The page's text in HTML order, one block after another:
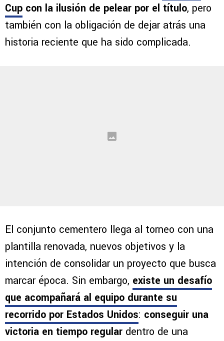
Cup con la ilusión de pelear por el título, pero
también con la obligación de dejar atrás una
historia reciente que ha sido complicada.
El conjunto cementero llega al torneo con una
plantilla renovada, nuevos objetivos y la
intención de consolidar un proyecto que busca
marcar época. Sin embargo, existe un desafío
que acompañará al equipo durante su
recorrido por Estados Unidos: conseguir una
victoria en tiempo regular dentro de una